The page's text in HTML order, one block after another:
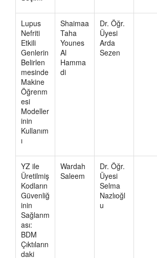
Lupus
Nefriti
Etkili
Genlerin
Belirlen
mesinde
Makine
Öğrenm
esi
Modeller
inin
Kullanım
ı
Shaimaa
Taha
Younes
Al
Hamma
di
Dr. Öğr.
Üyesi
Arda
Sezen
YZ ile
Üretilmiş
Kodların
Güvenliğ
inin
Sağlanm
ası:
BDM
Çıktıların
daki
Wardah
Saleem
Dr. Öğr.
Üyesi
Selma
Nazlıoğl
u